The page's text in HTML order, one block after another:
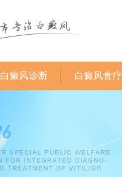
白癜风诊断 白癜风食疗